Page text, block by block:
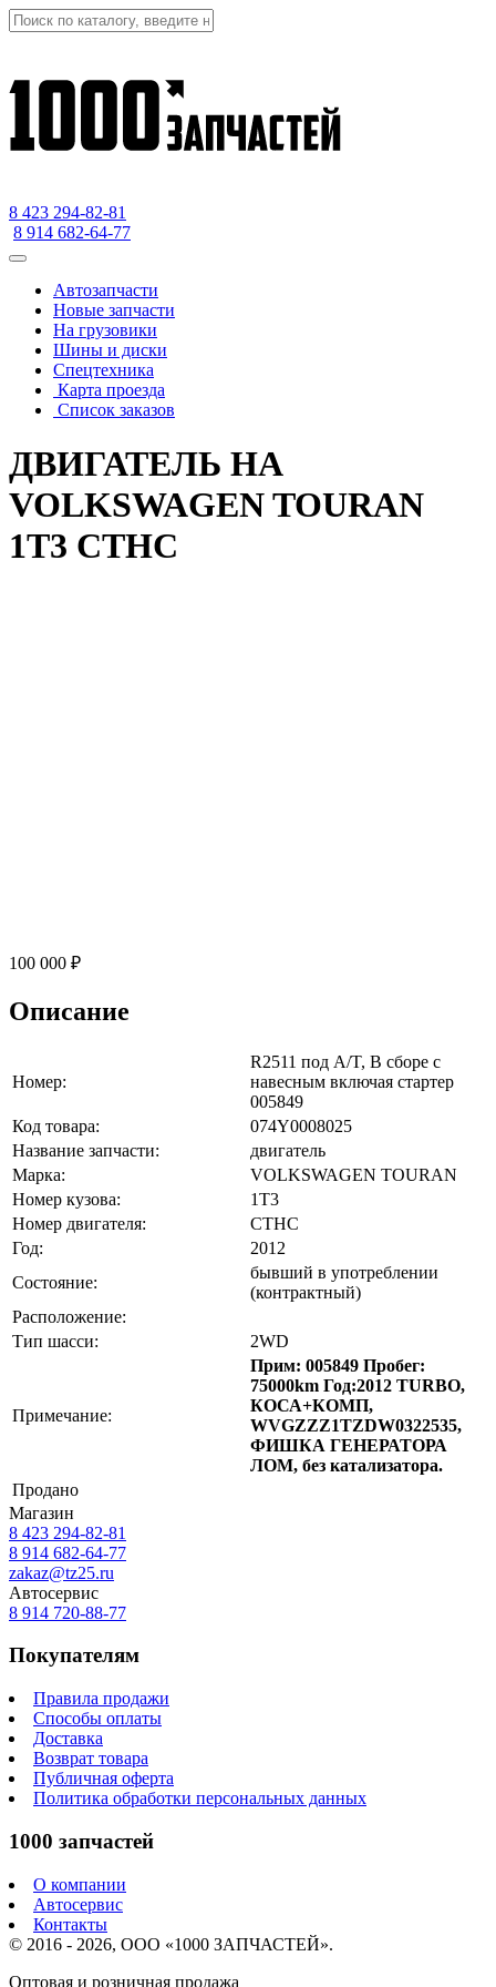
8 423 294-82-81
8 914 682-64-77
Автозапчасти
Новые запчасти
На грузовики
Шины и диски
Спецтехника
Карта проезда
Список заказов
ДВИГАТЕЛЬ НА
VOLKSWAGEN TOURAN
1T3 CTHC
100 000 ₽
Описание
Номер:
R2511 под A/T, В сборе с
навесным включая стартер
005849
Код товара:
074Y0008025
Название запчасти:
двигатель
Марка:
VOLKSWAGEN TOURAN
Номер кузова:
1T3
Номер двигателя:
CTHC
Год:
2012
Состояние:
бывший в употреблении
(контрактный)
Расположение:
Тип шасси:
2WD
Примечание:
Прим: 005849 Пробег:
75000km Год:2012 TURBO,
КОСА+КОМП,
WVGZZZ1TZDW0322535,
ФИШКА ГЕНЕРАТОРА
ЛОМ, без катализатора.
Продано
Магазин
8 423 294-82-81
8 914 682-64-77
zakaz@tz25.ru
Автосервис
8 914 720-88-77
Покупателям
Правила продажи
Способы оплаты
Доставка
Возврат товара
Публичная оферта
Политика обработки персональных данных
1000 запчастей
О компании
Автосервис
Контакты
© 2016 - 2026, ООО «1000 ЗАПЧАСТЕЙ».
Оптовая и розничная продажа